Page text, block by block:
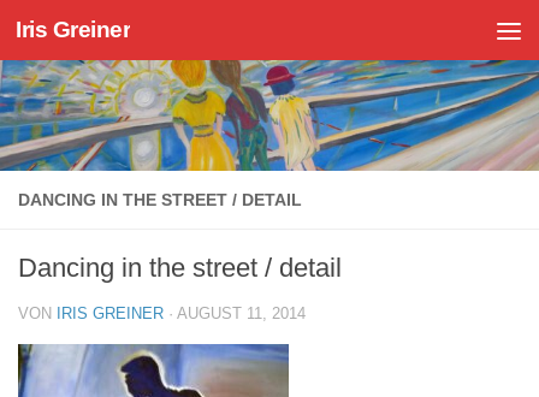
Zum Inhalt springen
Iris Greiner
DANCING IN THE STREET / DETAIL
Dancing in the street / detail
VON IRIS GREINER · AUGUST 11, 2014